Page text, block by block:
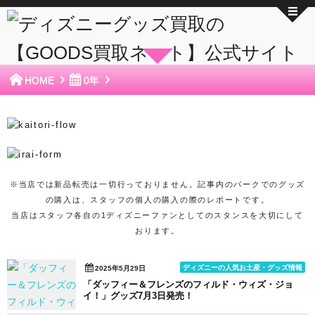
HOME 0年
※当店では新品転売は一切行っておりません。記事内のパークでのグッズ
の購入は、スタッフの個人の購入の際のレポートです。
当店はスタッフ各自の1ディズニーファンとしてのスタンスを大切にして
おります。
2025年5月29日 ディズニーの人気お土産・グッズ情報
「ダッフィー＆フレンズのフィルド・ウィズ・ジョ
イ！」グッズ7月3日発売！